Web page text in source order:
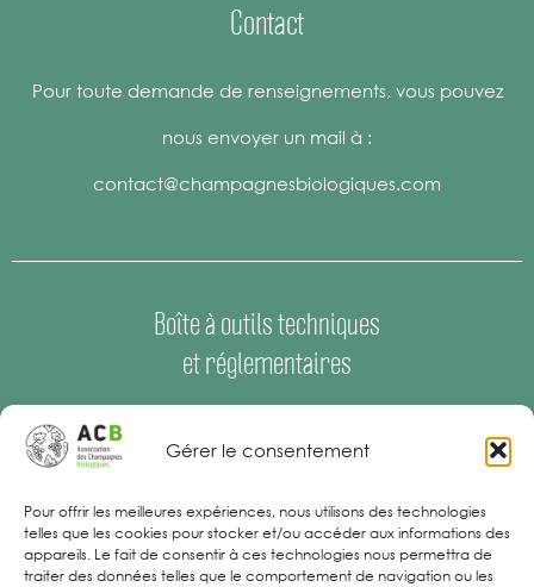
Gérer le consentement
Pour offrir les meilleures expériences, nous utilisons des technologies
telles que les cookies pour stocker et/ou accéder aux informations des
appareils. Le fait de consentir à ces technologies nous permettra de
traiter des données telles que le comportement de navigation ou les
Contact
Pour toute demande de renseignements, vous pouvez
nous envoyer un mail à :
contact@champagnesbiologiques.com
Boîte à outils techniques
et réglementaires
Espace Presse